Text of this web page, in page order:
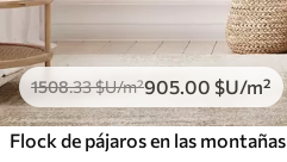
1508.33$U/m²905 .00 $U/m²
Flock de pájaros en las montañas